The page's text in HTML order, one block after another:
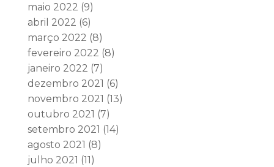
maio 2022 (9)
abril 2022 (6)
março 2022 (8)
fevereiro 2022 (8)
janeiro 2022 (7)
dezembro 2021 (6)
novembro 2021 (13)
outubro 2021 (7)
setembro 2021 (14)
agosto 2021 (8)
julho 2021 (11)